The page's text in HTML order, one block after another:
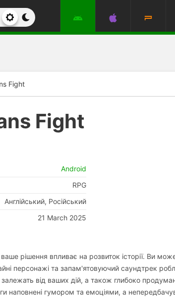
Fight
Fight
Android
RPG
Англійський, Російський
21 March 2025
рішення впливає на розвиток історії. Ви
персонажі та запам'ятовуючий саундтрек
від ваших дій, а також глибоко
наповнені гумором та емоціями, а